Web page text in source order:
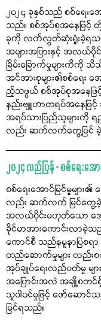
၂၀၂၄ ခုနှစ်သည် စစ်ရေးအော
သည်။ စစ်အုပ်စုအနေဖြင့် တို
ခုကို လက်လွှတ်ဆုံးရှုံးခဲ့ရသ
အများအပြားနှင့် အလ
ခြိမ်းခြောက်မှုများကိ
အင်အားစုများ၏စစ်ရေး
ည့်သဖွယ် စစ်အုပ်စုအနေဖြ
နည်းဗျူဟာတရပ်အနေဖြ
အရပ်သားပြည်သူများကို
လည်း ဆက်လက်တွေ့မြင်
၂၀၂၄ လည်ပြန် - စစ်ရေးအေ
စစ်ရေးအောင်မြင်မှုမျာ
လည်း ဆက်လက် မြင်တွေ့ခဲ့
အလယ်ပိုင်းမဟုတ်သော ဒေ
ခိုင်မာအားကောင်းလာခဲ့
ကောင်စီ သည်နမူနာပြစရ
တည်ဆောက်မှုများ လည်းစ
အုပ်ချုပ်ရေးလည်ပတ်မှု မ
အပြောင်းအလဲ အချို့စတ
သူပါဝင်မှုဖြင့် ဖော်ဆောင်
မြင်ရသည်။